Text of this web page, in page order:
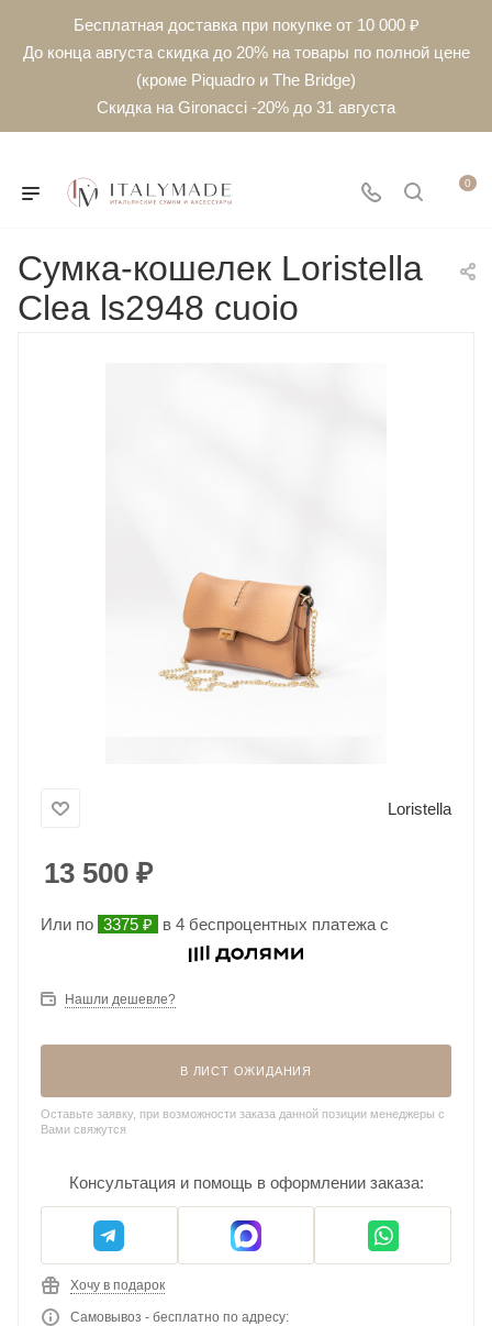
Бесплатная доставка при покупке от 10 000 ₽
До конца августа скидка до 20% на товары по полной цене
(кроме Piquadro и The Bridge)
Скидка на Gironacci -20% до 31 августа
0
Сумка-кошелек Loristella
Clea ls2948 cuoio
Loristella
13 500 ₽
Или по 3375 ₽ в 4 беспроцентных платежа с
Нашли дешевле?
В ЛИСТ ОЖИДАНИЯ
Оставьте заявку, при возможности заказа данной позиции менеджеры с
Вами свяжутся
Консультация и помощь в оформлении заказа:
Хочу в подарок
Самовывоз - бесплатно по адресу: